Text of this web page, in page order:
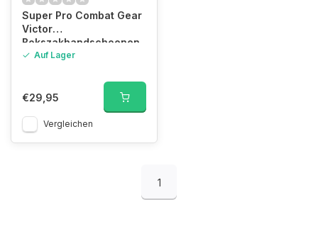
Super Pro Combat Gear
Victor
Bokszakhandschoenen
Zwart/wit
Auf Lager
€29,95
Vergleichen
1